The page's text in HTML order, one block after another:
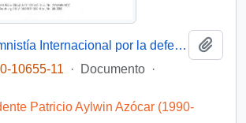
[Miembro de Amnistía Internacional por la defensa de los detenidos desaparecidos en Chile felicita por la creación de la Comisión de de Verdad y Reconciliación]
10655-11
· Documento ·
Patricio Aylwin Azócar (1990-